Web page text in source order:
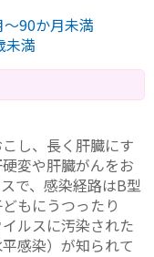
90か月未満
未満
し、長く肝臓にす
変や肝臓がんをお
で、感染経路はB型
もにうつったり
ルスに汚染された
感染）が知られて